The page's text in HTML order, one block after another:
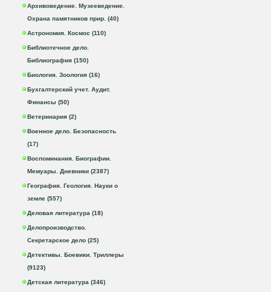
Архивоведение. Музееведение.
Охрана памятников прир. (40)
Астрономия. Космос (110)
Библиотечное дело.
Библиография (150)
Биология. Зоология (16)
Бухгалтерский учет. Аудит.
Финансы (50)
Ветеринария (2)
Военное дело. Безопасность
(17)
Воспоминания. Биографии.
Мемуары. Дневники (2387)
География. Геология. Науки о
земле (557)
Деловая литература (18)
Делопроизводство.
Секретарское дело (25)
Детективы. Боевики. Триллеры
(9123)
Детская литература (346)